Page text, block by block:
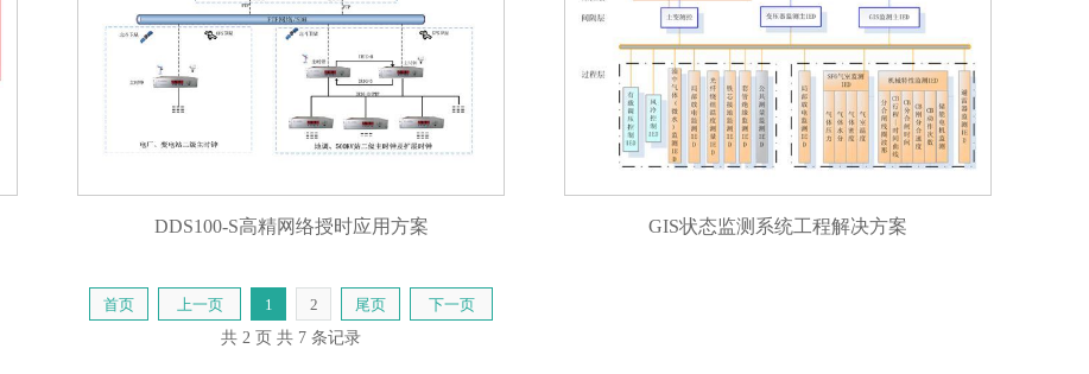
DDS100-S高精网络授时应用方案 GIS状态监测系统工程解决方案
首页 上一页 1 2 尾页
下一页
共 2 页 共 7 条记录